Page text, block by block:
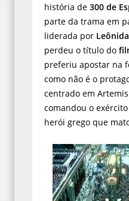
história de 300 de
parte da trama em
liderada por
perdeu o título do
preferiu apostar na
como não é o
centrado em
comandou o
herói grego que